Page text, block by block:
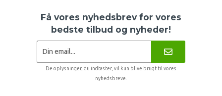
Få vores nyhedsbrev for vores
bedste tilbud og nyheder!
De oplysninger, du indtaster, vil kun blive brugt til vores
nyhedsbreve.